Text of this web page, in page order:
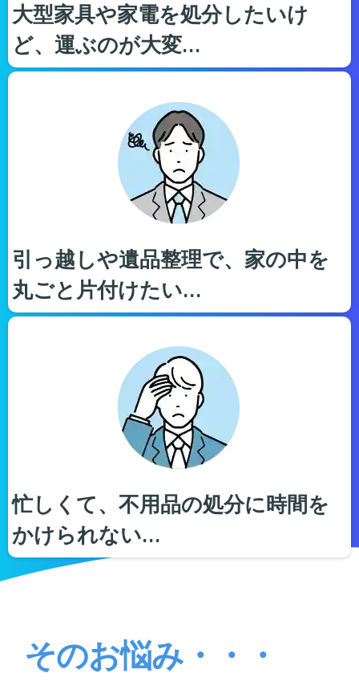
大型家具や家電を処分したいけ
ど、運ぶのが大変…
引っ越しや遺品整理で、家の中を
丸ごと片付けたい…
忙しくて、不用品の処分に時間を
かけられない…
そのお悩み・・・